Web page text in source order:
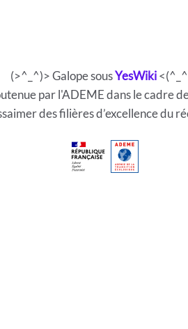
(>^_^)> Galope sousYesWiki
par l'ADEME dans le cadre
des filières d’excellence du